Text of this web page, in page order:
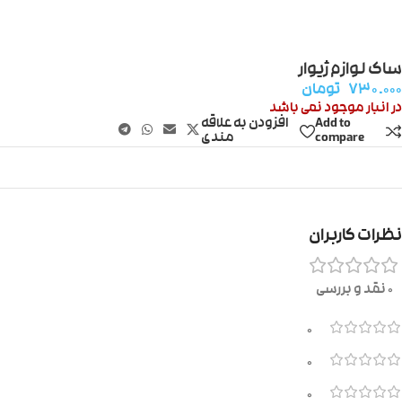
ساک لوازم ژیوار
۷۳۰.۰۰۰ تومان
در انبار موجود نمی باشد
Add to
compare
افزودن به علاقه
مندی
نظرات کاربران
0 نقد و بررسی
0
0
0